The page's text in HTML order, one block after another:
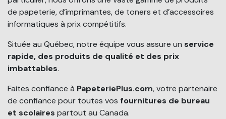
de papeterie, d’imprimantes, de toners et d’accessoires
informatiques à prix compétitifs.
Située au Québec, notre équipe vous assure un service
rapide, des produits de qualité et des prix
imbattables.
Faites confiance à PapeteriePlus.com, votre partenaire
de confiance pour toutes vos fournitures de bureau
et scolaires partout au Canada.